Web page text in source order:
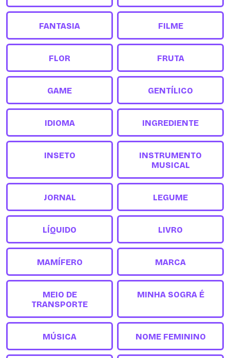
FANTASIA FILME
FLOR FRUTA
GAME GENTÍLICO
IDIOMA INGREDIENTE
INSETO
INSTRUMENTO
MUSICAL
JORNAL LEGUME
LÍQUIDO LIVRO
MAMÍFERO MARCA
MEIO DE
TRANSPORTE
MINHA SOGRA É
MÚSICA NOME FEMININO